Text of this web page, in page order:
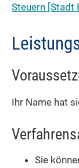
Steuern [Stadt
Ihr Name hat
Sie